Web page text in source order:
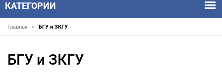
КАТЕГОРИИ
Главная » БГУ и ЗКГУ
БГУ и ЗКГУ